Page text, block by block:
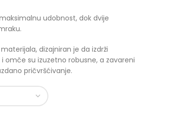
udobnost, dok dvije
dizajniran je da izdrži
omče su izuzetno robusne, a zavareni
pričvršćivanje.